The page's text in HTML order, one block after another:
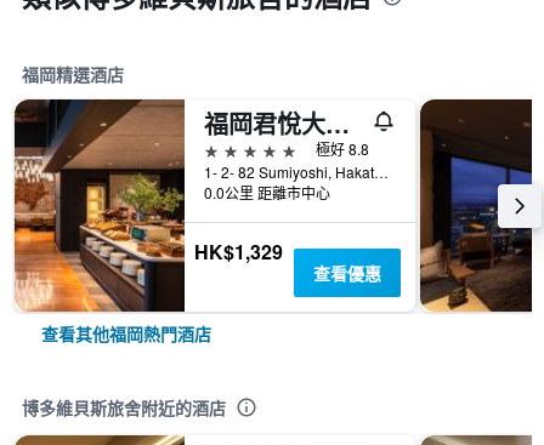
福岡精選酒店
福岡君悅大酒店
5星級
極好 8.8
1- 2- 82 Sumiyoshi, Hakata- Ku, 福岡, 日本
0.0公里 距離市中心
HK$1,329
查看優惠
查看其他福岡熱門酒店
博多維貝斯旅舍附近的酒店